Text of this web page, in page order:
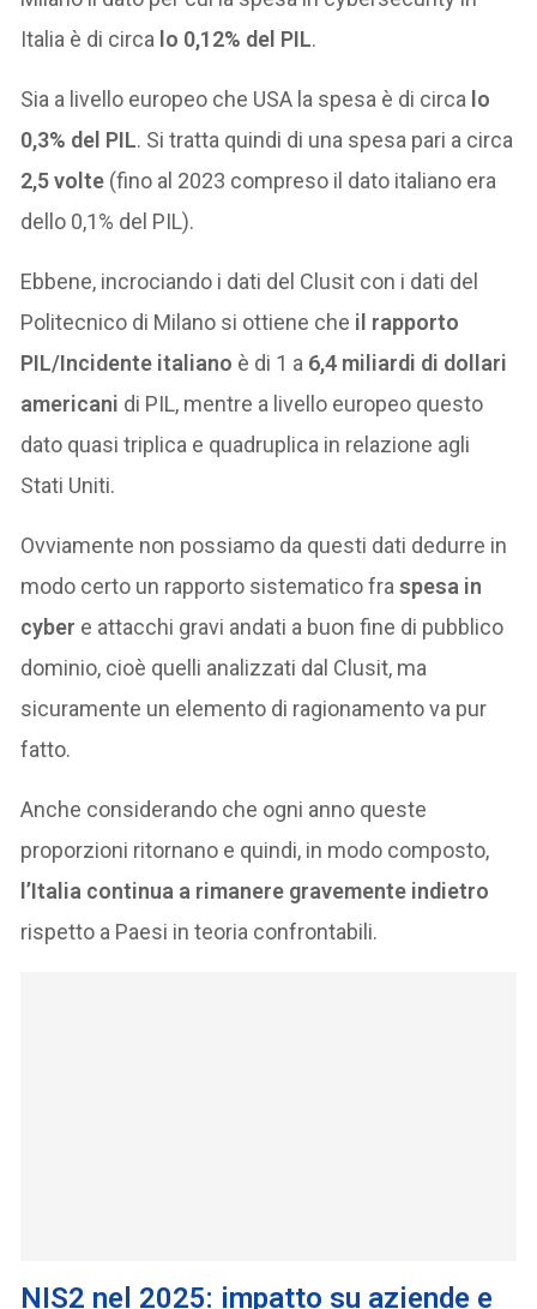
Italia è di circa lo 0,12% del PIL.
Sia a livello europeo che USA la spesa è di circa lo
0,3% del PIL. Si tratta quindi di una spesa pari a circa
2,5 volte (fino al 2023 compreso il dato italiano era
dello 0,1% del PIL).
Ebbene, incrociando i dati del Clusit con i dati del
Politecnico di Milano si ottiene che il rapporto
PIL/Incidente italiano è di 1 a 6,4 miliardi di dollari
americani di PIL, mentre a livello europeo questo
dato quasi triplica e quadruplica in relazione agli
Stati Uniti.
Ovviamente non possiamo da questi dati dedurre in
modo certo un rapporto sistematico fraspesa in
cyber e attacchi gravi andati a buon fine di pubblico
dominio, cioè quelli analizzati dal Clusit, ma
sicuramente un elemento di ragionamento va pur
fatto.
Anche considerando che ogni anno queste
proporzioni ritornano e quindi, in modo composto,
l’Italia continua a rimanere gravemente indietro
rispetto a Paesi in teoria confrontabili.
NIS2 nel 2025: impatto su aziende e